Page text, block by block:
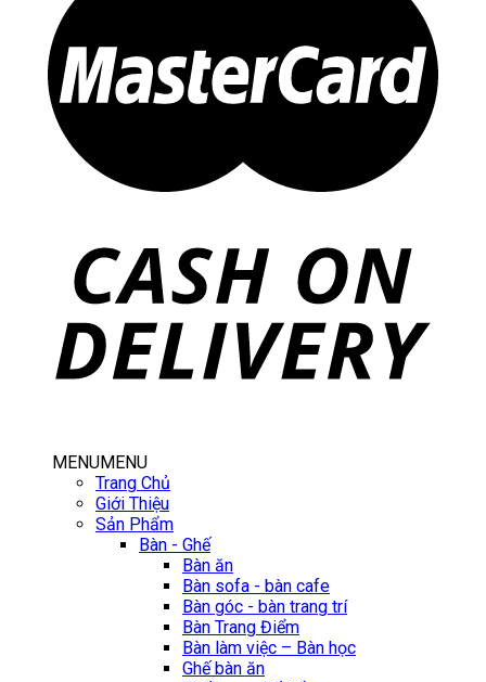
MENUMENU
Trang Chủ
Giới Thiệu
Sản Phẩm
Bàn - Ghế
Bàn ăn
Bàn sofa - bàn cafe
Bàn góc - bàn trang trí
Bàn Trang Điểm
Bàn làm việc – Bàn học
Ghế bàn ăn